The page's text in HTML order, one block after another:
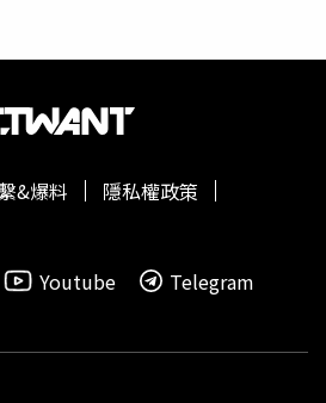
不到不二坊的蛋黃酥」、「帶西瓜
信。彰化市公所9月4日深夜收到恐
室餵林世賢「吃慶記」。（圖／翻
容嚴重威脅市民及公所人員的人身
化市公所不敢輕忽，立即向警方報
經初步清查，恐嚇信發信IP來自境
，除已請警方加強巡邏維護公所同
示，彰化市好吃的蛋黃酥店家很
&爆料
隱私權政策
Youtube Telegram